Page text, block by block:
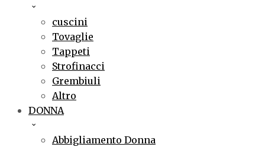
cuscini
Tovaglie
Tappeti
Strofinacci
Grembiuli
Altro
DONNA
Abbigliamento Donna